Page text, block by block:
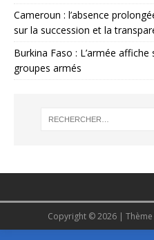
Cameroun : l’absence
sur la succession et la
Burkina Faso : L’armée
groupes armés
Copyright © 2026 |